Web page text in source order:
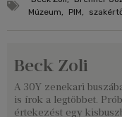
Múzeum, PIM,
Beck Zoli
A 30Y zenekari
is írok a legtöbbet.
értekezést egy